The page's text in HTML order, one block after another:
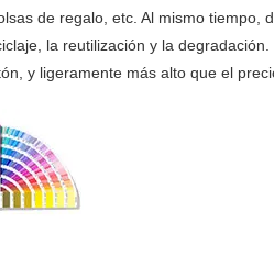
de regalo, etc. Al mismo
la reutilización y la
y ligeramente más alto que el